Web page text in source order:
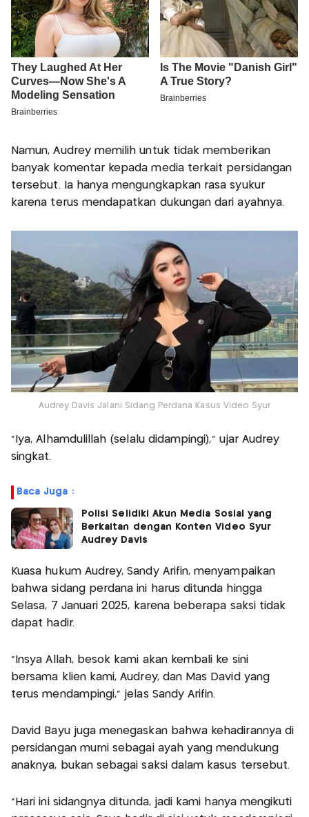
Namun, Audrey memilih untuk tidak memberikan
banyak komentar kepada media terkait persidangan
tersebut. Ia hanya mengungkapkan rasa syukur
karena terus mendapatkan dukungan dari ayahnya.
Audrey Davis Jalani Sidang Perdana Kasus Video Syur
"Iya, Alhamdulillah (selalu didampingi)," ujar Audrey
singkat.
Baca Juga :
Polisi Selidiki Akun Media Sosial yang
Berkaitan dengan Konten Video Syur
Audrey Davis
Kuasa hukum Audrey, Sandy Arifin, menyampaikan
bahwa sidang perdana ini harus ditunda hingga
Selasa, 7 Januari 2025, karena beberapa saksi tidak
dapat hadir.
"Insya Allah, besok kami akan kembali ke sini
bersama klien kami, Audrey, dan Mas David yang
terus mendampingi," jelas Sandy Arifin.
David Bayu juga menegaskan bahwa kehadirannya di
persidangan murni sebagai ayah yang mendukung
anaknya, bukan sebagai saksi dalam kasus tersebut.
"Hari ini sidangnya ditunda, jadi kami hanya mengikuti